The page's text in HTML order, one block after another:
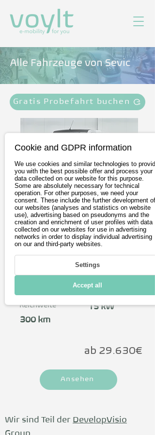
Alle Fahrzeuge von Sevic
Gratis Probefahrt buchen
Sevic V500e
Das elektrische leichte Nutzfahrzeug
bietet eine
Reichweite von bis zu 300 km und
Zuladung zwischen 576 und 676 kg.
Ein 15 kW Motor ermöglicht
Autobahnfahrten.
Es gibt drei Batteriegrößen und AC
Schnellladen.
Die kompakten Abmaße von 3,70 x
individuell konfigurierbar.
Staaten als L7e-CU.
max.
Reichweite
300 km
15 kW
ab 29.630€
Ansehen
Wir sind Teil der DevelopVisio
Cookie and GDPR information
We use cookies and similar technologies to provide
you with the best possible offer and process your
data collected on our website for this purpose.
Some are absolutely necessary for technical
operation. For other purposes, we need your
consent. These include the further development of
our websites (analyses and statistics on website
use), advertising based on pseudonyms and the
creation and enrichment of user profiles with data
collected on our websites for use in advertising
networks in order to display individual advertising
on our and third-party websites.
Settings
Accept all